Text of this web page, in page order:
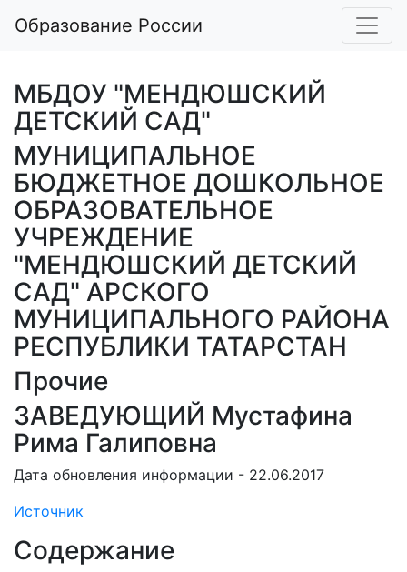
Образование России
МБДОУ "МЕНДЮШСКИЙ
ДЕТСКИЙ САД"
МУНИЦИПАЛЬНОЕ
БЮДЖЕТНОЕ ДОШКОЛЬНОЕ
ОБРАЗОВАТЕЛЬНОЕ
УЧРЕЖДЕНИЕ
"МЕНДЮШСКИЙ ДЕТСКИЙ
САД" АРСКОГО
МУНИЦИПАЛЬНОГО РАЙОНА
РЕСПУБЛИКИ ТАТАРСТАН
Прочие
ЗАВЕДУЮЩИЙ Мустафина
Рима Галиповна
Дата обновления информации - 22.06.2017
Источник
Содержание